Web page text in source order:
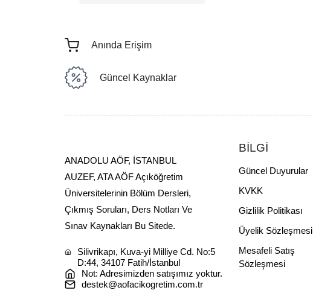
Anında Erişim
Güncel Kaynaklar
ANADOLU AÖF, İSTANBUL
AUZEF, ATA AÖF Açıköğretim
Üniversitelerinin Bölüm Dersleri,
Çıkmış Soruları, Ders Notları Ve
Sınav Kaynakları Bu Sitede.
Silivrikapı, Kuva-yi Milliye Cd. No:5
D:44, 34107 Fatih/İstanbul
Not: Adresimizden satışımız yoktur.
destek@aofacikogretim.com.tr
BİLGİ
Güncel Duyurular
KVKK
Gizlilik Politikası
Üyelik Sözleşmesi
Mesafeli Satış
Sözleşmesi